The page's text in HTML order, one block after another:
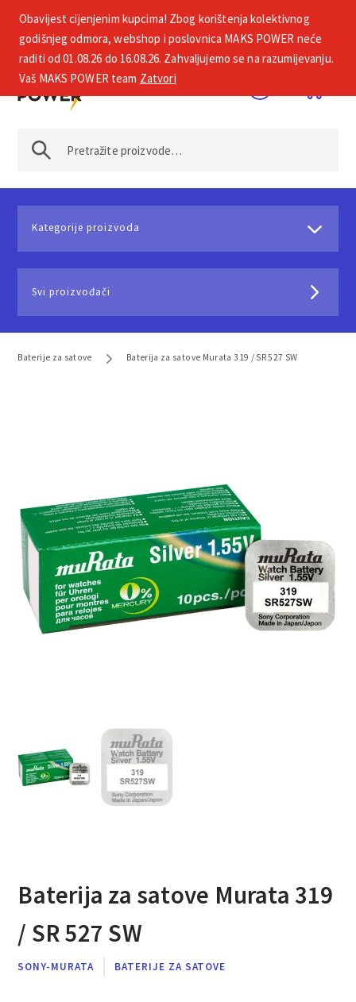
+385 1 2002 575
Kategorije proizvoda
Svi proizvođači
Baterije za satove Baterija za satove Murata 319 / SR 527 SW
Baterija za satove Murata 319
/ SR 527 SW
SONY-MURATA BATERIJE ZA SATOVE
Obavijest cijenjenim kupcima! Zbog korištenja kolektivnog
godišnjeg odmora, webshop i poslovnica MAKS POWER neće
raditi od 01.08.26 do 16.08.26. Zahvaljujemo se na razumijevanju.
Vaš MAKS POWER team Zatvori